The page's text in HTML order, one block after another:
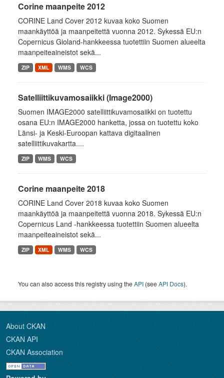
Corine maanpeite 2012
CORINE Land Cover 2012 kuvaa koko Suomen
maankäyttöä ja maanpeitettä vuonna 2012. Sykessä EU:n
Copernicus Gioland-hankkeessa tuotettiin Suomen alueelta
maanpeiteaineistot sekä...
ZIP XML WMS WCS
Satelliittikuvamosaiikki (Image2000)
Suomen IMAGE2000 satelliittikuvamosaiikki on tuotettu
osana EU:n IMAGE2000 hanketta, jossa on tuotettu koko
Länsi- ja Keski-Euroopan kattava digitaalinen
satelliittikuvakartta....
ZIP WMS WCS
Corine maanpeite 2018
CORINE Land Cover 2018 kuvaa koko Suomen
maankäyttöä ja maanpeitettä vuonna 2018. Sykessä EU:n
Copernicus Land -hankkeessa tuotettiin Suomen alueelta
maanpeiteaineistot sekä...
ZIP XML WMS WCS
You can also access this registry using theAPI (seeAPI Docs).
About CKAN
CKAN API
CKAN Association